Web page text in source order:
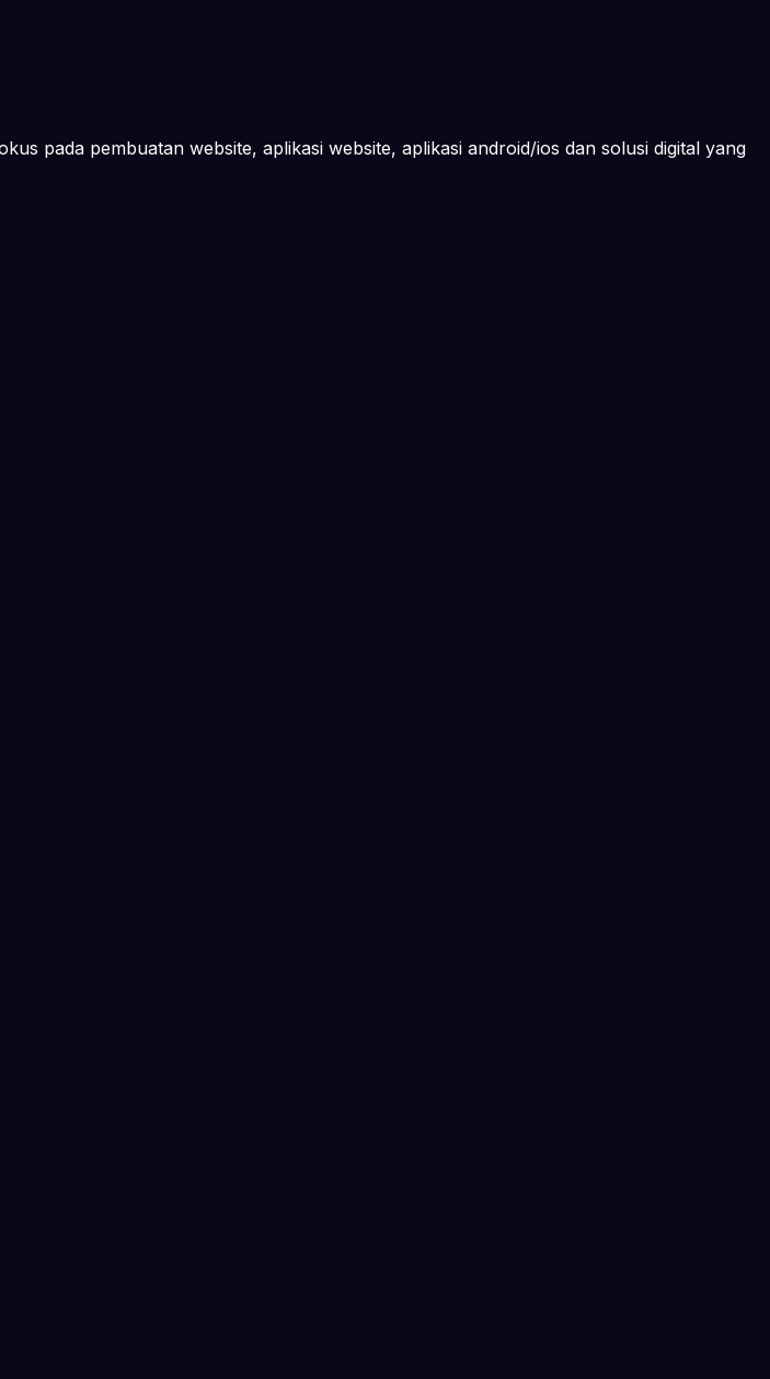
pada pembuatan website, aplikasi website, aplikasi android/ios dan solusi digital yang